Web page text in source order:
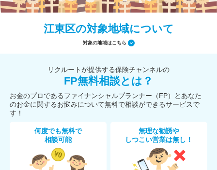
江東区の対象地域について
対象の地域はこちら
リクルートが提供する保険チャンネルの
FP無料相談とは？
お金のプロであるファイナンシャルプランナー（FP）とあなた
のお金に関するお悩みについて無料で相談ができるサービスで
す！
何度でも無料で
相談可能
無理な勧誘や
しつこい営業は無し！